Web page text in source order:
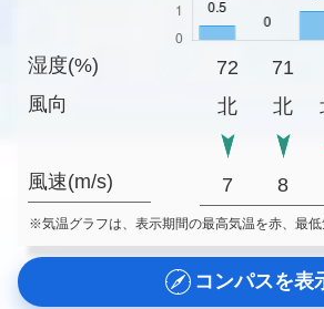
湿度(%)
風向
風速(m/s)
72 71
北
北
7 8
※気温グラフは、表示期間の最高気温を赤、最低
コンパスを表